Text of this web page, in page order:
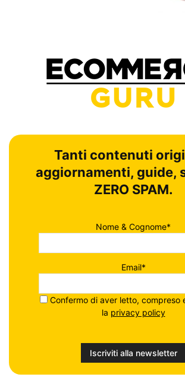
Tanti contenuti
aggiornamenti, guide,
ZERO SPAM.
Nome & Cognome*
Email*
Confermo di aver letto, compreso
la privacy policy